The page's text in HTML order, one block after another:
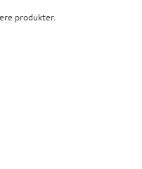
produkter.